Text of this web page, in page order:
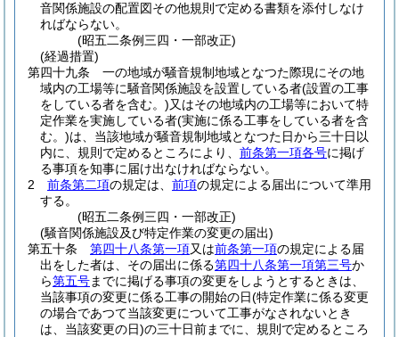
音関係施設の配置図その他規則で定める書類を添付しなけ
ればならない。
(昭五二条例三四・一部改正)
(経過措置)
第四十九条
一の地域が騒音規制地域となつた際現にその地
域内の工場等に騒音関係施設を設置している者(設置の工事
をしている者を含む。)又はその地域内の工場等において特
定作業を実施している者(実施に係る工事をしている者を含
む。)は、当該地域が騒音規制地域となつた日から三十日以
内に、規則で定めるところにより、 前条第一項各号に掲げ
る事項を知事に届け出なければならない。
2
前条第二項の規定は、 前項の規定による届出について準用
する。
(昭五二条例三四・一部改正)
(騒音関係施設及び特定作業の変更の届出)
第五十条
第四十八条第一項又は前条第一項の規定による届
出をした者は、その届出に係る第四十八条第一項第三号か
ら第五号までに掲げる事項の変更をしようとするときは、
当該事項の変更に係る工事の開始の日(特定作業に係る変更
の場合であつて当該変更について工事がなされないとき
は、当該変更の日)の三十日前までに、規則で定めるところ